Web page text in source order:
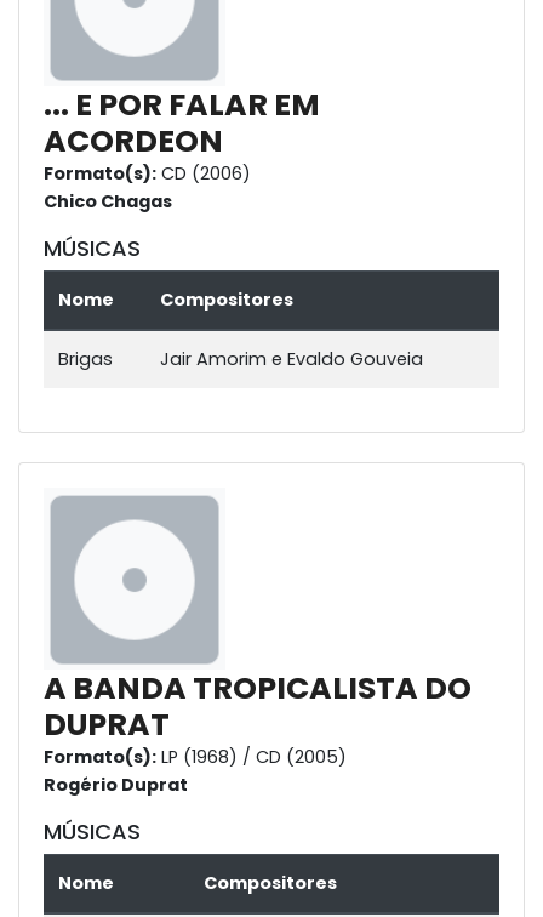
... E POR FALAR EM
ACORDEON
Formato(s): CD (2006)
Chico Chagas
MÚSICAS
Nome Compositores
Brigas Jair Amorim e Evaldo Gouveia
A BANDA TROPICALISTA DO
DUPRAT
Formato(s): LP (1968) / CD (2005)
Rogério Duprat
MÚSICAS
Nome Compositores